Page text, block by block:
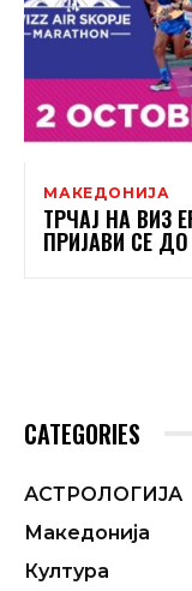
МАКЕДОНИЈА
ТРЧАЈ НА ВИЗ
ПРИЈАВИ СЕ
CATEGORIES
АСТРОЛОГИЈА
Македонија
Култура